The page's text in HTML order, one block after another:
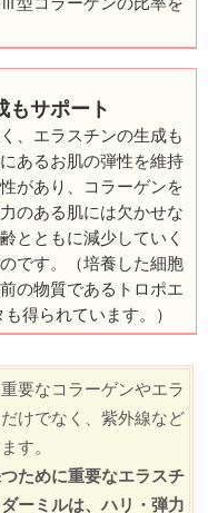
もサポート
、エラスチンの生成も
あるお肌の弾性を維持
があり、コラーゲンを
のある肌には欠かせな
とともに減少していく
です。（培養した細胞
の物質であるトロポエ
得られています。）
要なコラーゲンやエラ
けでなく、紫外線など
す。
ために重要なエラスチ
ーミルは、ハリ・弾力